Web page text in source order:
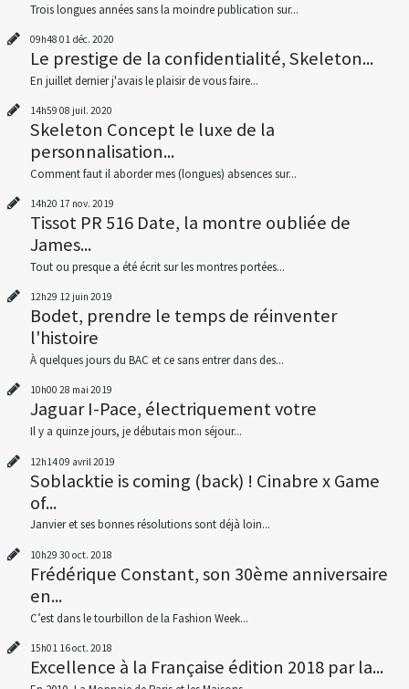
Trois longues années sans la moindre publication sur...
09h48 01 déc. 2020
Le prestige de la confidentialité, Skeleton...
En juillet dernier j'avais le plaisir de vous faire...
14h59 08 juil. 2020
Skeleton Concept le luxe de la
personnalisation...
Comment faut il aborder mes (longues) absences sur...
14h20 17 nov. 2019
Tissot PR 516 Date, la montre oubliée de
James...
Tout ou presque a été écrit sur les montres portées...
12h29 12 juin 2019
Bodet, prendre le temps de réinventer
l'histoire
À quelques jours du BAC et ce sans entrer dans des...
10h00 28 mai 2019
Jaguar I-Pace, électriquement votre
Il y a quinze jours, je débutais mon séjour...
12h1409 avril 2019
Soblacktie is coming (back) ! Cinabre x Game
of...
Janvier et ses bonnes résolutions sont déjà loin...
10h29 30 oct. 2018
Frédérique Constant, son 30ème anniversaire
en...
C’est dans le tourbillon de la Fashion Week...
15h01 16oct. 2018
Excellence à la Française édition 2018 par la...